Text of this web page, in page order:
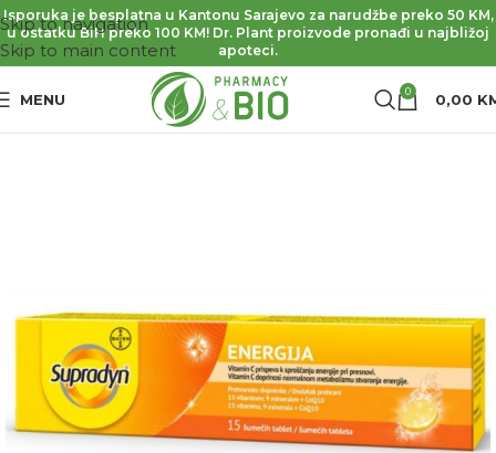
Skip to navigation
Skip to main content
Isporuka je besplatna u Kantonu Sarajevo za narudžbe preko 50 KM,
u ostatku BiH preko 100 KM! Dr. Plant proizvode pronađi u najbližoj
apoteci.
MENU 0 0,00